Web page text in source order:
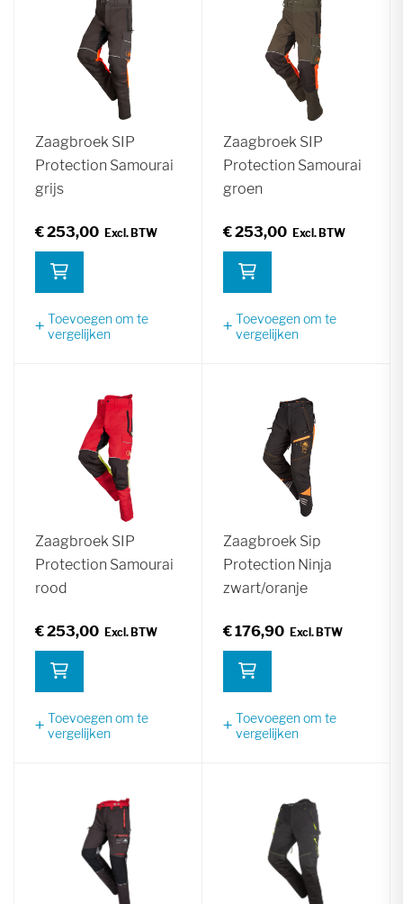
Zaagbroek SIP
Protection Samourai
grijs
€ 253,00
Toevoegen om te
vergelijken
Zaagbroek SIP
Protection Samourai
groen
€ 253,00
Toevoegen om te
vergelijken
Zaagbroek SIP
Protection Samourai
rood
€ 253,00
Toevoegen om te
vergelijken
Zaagbroek Sip
Protection Ninja
zwart/oranje
€ 176,90
Toevoegen om te
vergelijken